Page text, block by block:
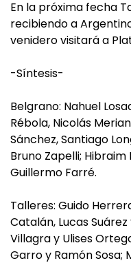
En la próxima fecha
recibiendo a
venidero visitará a
-Síntesis-
Belgrano: Nahuel
Rébola, Nicolás
Sánchez, Santiago
Bruno Zapelli;
Guillermo Farré.
Talleres: Guido
Catalán, Lucas
Villagra y Ulises
Garro y Ramón Sosa;